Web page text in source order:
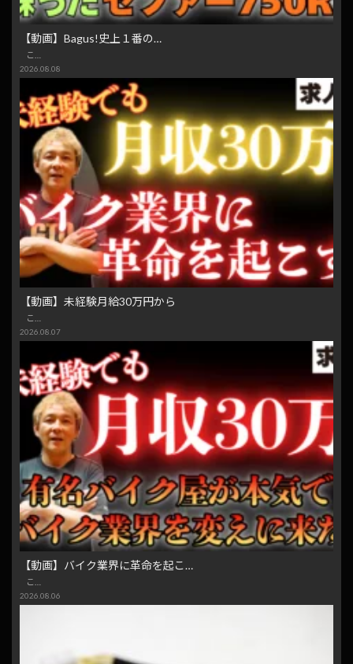
【動画】Bagus!史上１番の…
こ…
2026.08.08
【動画】未経験月給30万円から
こ…
2026.08.07
【動画】バイク業界に革命を起こ…
こ…
2026.08.06